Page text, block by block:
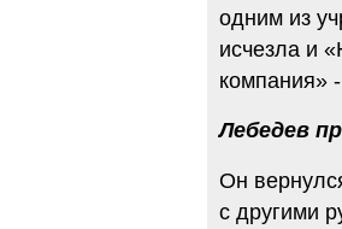
одним из
исчезла и
компания»
Лебедев
Он
с другими